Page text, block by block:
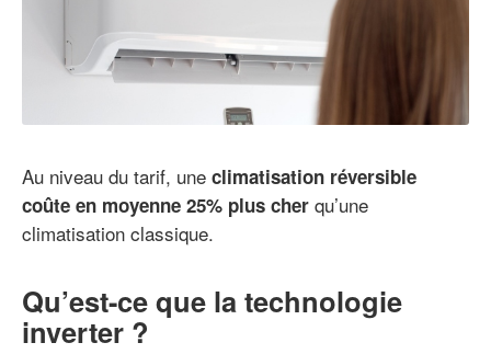
Au niveau du tarif, une climatisation réversible
coûte en moyenne 25% plus cher qu’une
climatisation classique.
Qu’est-ce que la technologie
inverter ?